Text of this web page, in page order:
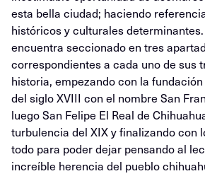
esta bella ciudad; haciendo
históricos y culturales determinantes.
encuentra seccionado en tres
correspondientes a cada uno de sus
historia, empezando con la
del siglo XVIII con el nombre San
luego San Felipe El Real de
turbulencia del XIX y finalizando con
todo para poder dejar pensando al
increíble herencia del pueblo